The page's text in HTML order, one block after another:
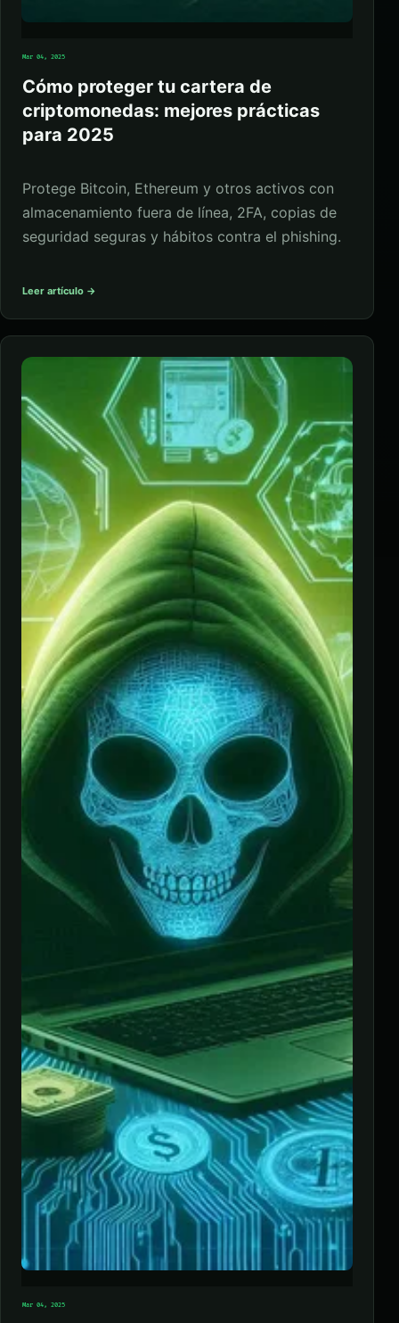
Mar 04, 2025
Cómo proteger tu cartera de
criptomonedas: mejores prácticas
para 2025
Protege Bitcoin, Ethereum y otros activos con
almacenamiento fuera de línea, 2FA, copias de
seguridad seguras y hábitos contra el phishing.
Leer artículo →
Mar 04, 2025